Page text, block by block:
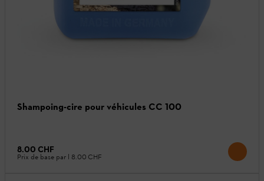
Shampoing-cire pour véhicules CC 100
8.00 CHF
Prix de base par l 8.00 CHF